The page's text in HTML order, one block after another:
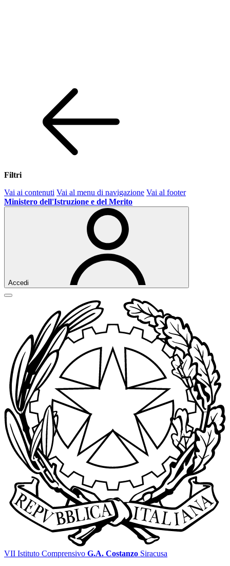
Filtri
Vai ai contenuti Vai al menu di navigazione Vai al footer
Ministero dell'Istruzione e del Merito
Accedi
VII Istituto Comprensivo G.A. Costanzo Siracusa